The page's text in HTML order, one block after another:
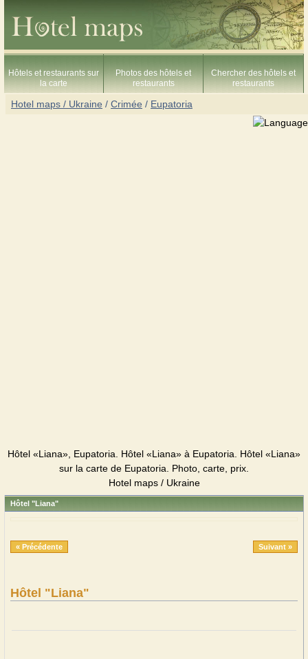
Hôtels et restaurants sur
la carte
Photos des hôtels et
restaurants
Chercher des hôtels et
restaurants
Hotel maps / Ukraine / Crimée / Eupatoria
Hôtel «Liana», Eupatoria. Hôtel «Liana» à Eupatoria. Hôtel «Liana»
sur la carte de Eupatoria. Photo, carte, prix.
Hotel maps / Ukraine
Hôtel "Liana"
« Précédente Suivant »
Hôtel "Liana"